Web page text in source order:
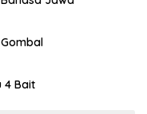
4 Bait